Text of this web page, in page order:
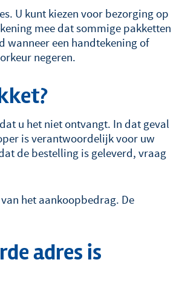
U kunt kiezen voor bezorging op
mee dat sommige pakketten
wanneer een handtekening of
negeren.
u het niet ontvangt. In dat geval
is verantwoordelijk voor uw
de bestelling is geleverd, vraag
het aankoopbedrag. De
adres is